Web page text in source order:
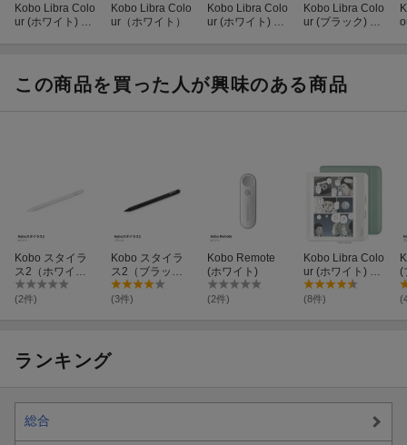
Kobo Libra Colo
ur (ホワイト) ベ
セット
Kobo Libra Colo
ur（ホワイト）
Kobo Libra Colo
ur (ホワイト) ス
Kobo Libra Colo
ur (ブラック) ス
この商品を買った人が興味のある商品
Kobo スタイラ
ス2（ホワイ
ト）
(2件)
Kobo スタイラ
ス2（ブラッ
ク）
(3件)
Kobo Remote
(ホワイト)
(2件)
Kobo Libra Colo
ur (ホワイト) ベ
ーシックスリー
プカバー（ガー
(8件)
(
ランキング
総合